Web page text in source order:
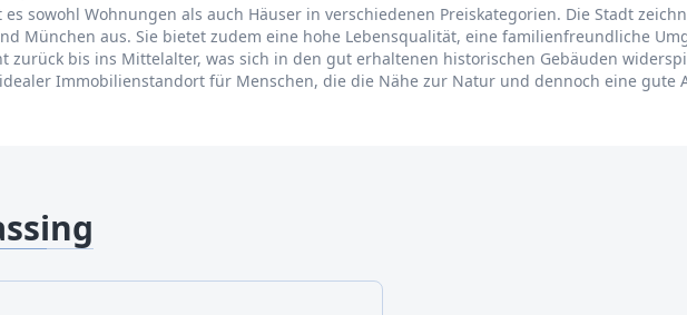
sowohl Wohnungen als auch Häuser in verschiedenen Preiskategorien. Die Stadt
München aus. Sie bietet zudem eine hohe Lebensqualität, eine familienfreundliche
zurück bis ins Mittelalter, was sich in den gut erhaltenen historischen Gebäuden
Immobilienstandort für Menschen, die die Nähe zur Natur und dennoch eine gute